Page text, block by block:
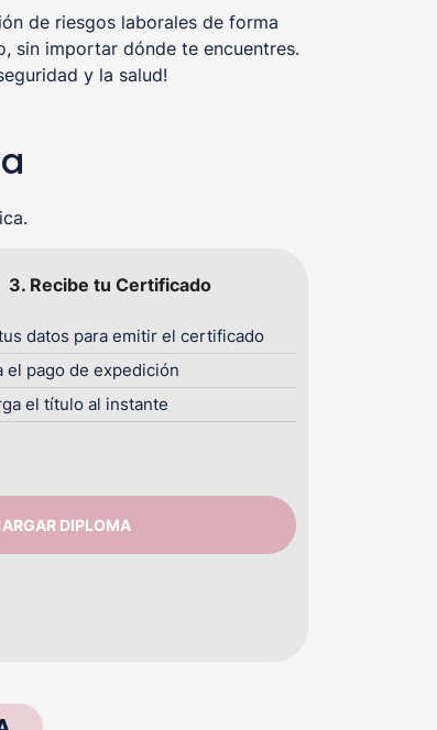
de riesgos laborales de forma
sin importar dónde te encuentres.
y la salud!
3. Recibe tu Certificado
datos para emitir el certificado
el pago de expedición
el título al instante
DIPLOMA